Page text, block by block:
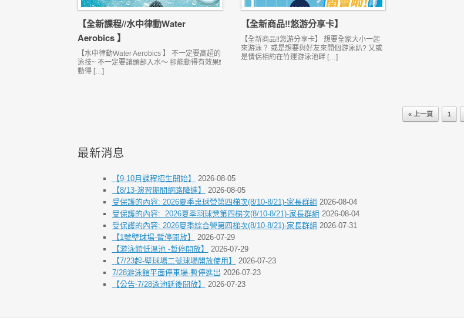
【全新課程//水中律動Water
Aerobics 】
【水中律動Water Aerobics 】 不一定要高超的
泳技~ 不一定要讓頭部入水～ 卻能動得有效果❗️
動得 […]
【全新商品‼悠游分享卡】
【全新商品‼悠游分享卡】 想要全家大小一起
來游泳？ 或是想要與好友來開個游泳趴? 又或
是情侶相約在竹運游泳池畔 […]
« 上一頁 1
最新消息
【9-10月課程招生開始】
2026-08-05
【8/13-演習期間網路降速】
2026-08-05
受保護的內容: 2026夏季桌球營第四梯次(8/10-8/21)-家長群組 2026-08-04
受保護的內容: 2026夏季羽球營第四梯次(8/10-8/21)-家長群組 2026-08-04
受保護的內容: 2026夏季綜合營第四梯次(8/10-8/21)-家長群組 2026-07-31
【1號壁球場-暫停開放】
2026-07-29
【游泳館低溫池 -暫停開放】
2026-07-29
【7/23起-壁球場二號球場開放使用】
2026-07-23
7/28游泳館平面停車場-暫停進出 2026-07-23
【公告-7/28泳池延後開放】
2026-07-23